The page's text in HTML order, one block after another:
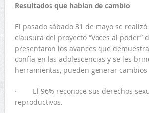
Resultados que hablan de cambio
El pasado sábado 31 de mayo se
clausura del proyecto “Voces al poder”
presentaron los avances que
confía en las adolescencias y se les
herramientas, pueden generar cambios
· El 96% reconoce sus derechos
reproductivos.